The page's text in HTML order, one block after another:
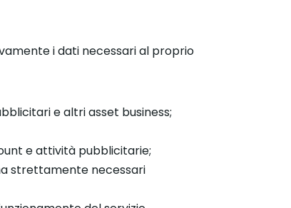
i dati necessari al proprio
e altri asset business;
e attività pubblicitarie;
strettamente necessari